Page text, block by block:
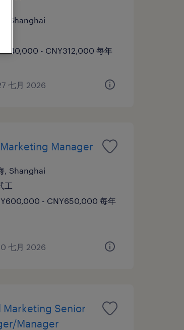
, Shanghai
- CNY312,000 每年
七月 2026
Manager
, Shanghai
工
- CNY650,000 每年
七月 2026
Marketing Senior
Manager